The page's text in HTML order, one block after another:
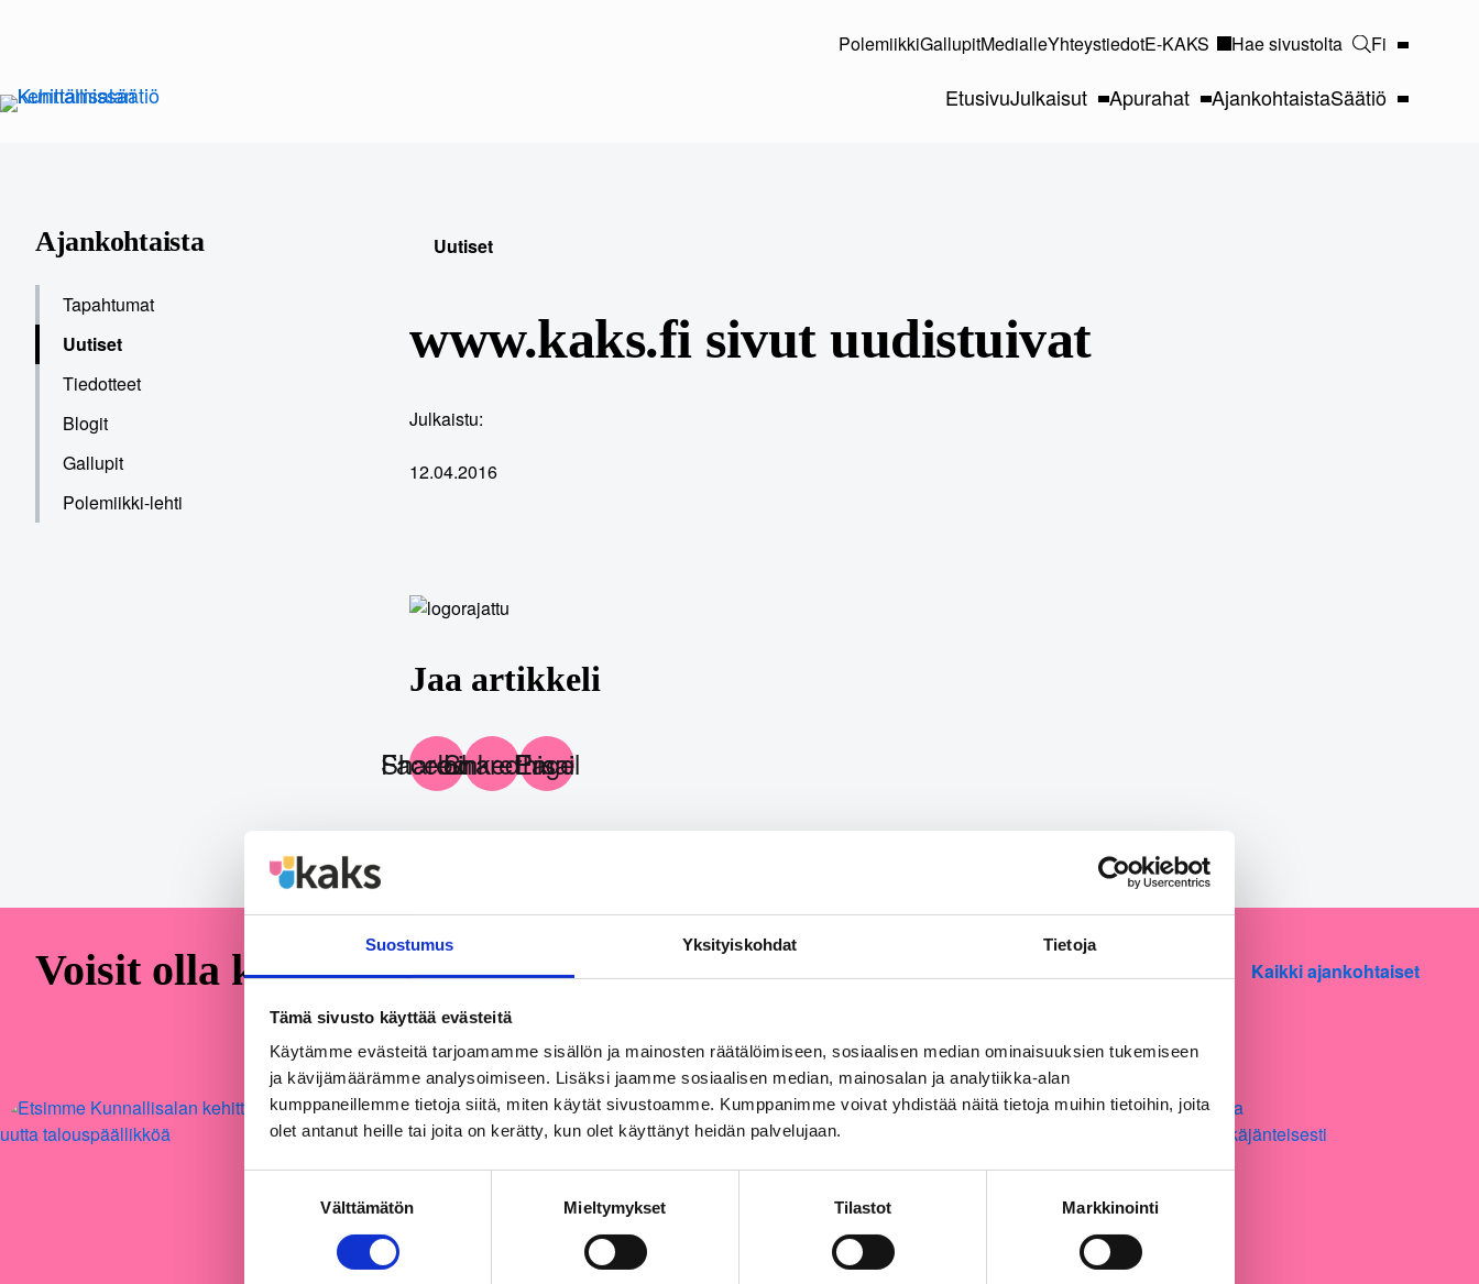
Suostumus Yksityiskohdat Tietoja
Tämä sivusto käyttää evästeitä
Käytämme evästeitä tarjoamamme sisällön ja mainosten räätälöimiseen, sosiaalisen median ominaisuuksien tukemiseen
ja kävijämäärämme analysoimiseen. Lisäksi jaamme sosiaalisen median, mainosalan ja analytiikka-alan
kumppaneillemme tietoja siitä, miten käytät sivustoamme. Kumppanimme voivat yhdistää näitä tietoja muihin tietoihin, joita
olet antanut heille tai joita on kerätty, kun olet käyttänyt heidän palvelujaan.
Välttämätön Mieltymykset Tilastot Markkinointi
PolemiikkiGallupitMedialleYhteystiedotE-KAKS Hae sivustolta Fi
EtusivuJulkaisut Apurahat AjankohtaistaSäätiö
Uutiset
www.kaks.fi sivut uudistuivat
Julkaistu:
12.04.2016
Jaa artikkeli
Share on FacebookShare on LinkedInEmail this Page
Ajankohtaista
Tapahtumat
Uutiset
Tiedotteet
Blogit
Gallupit
Polemiikki-lehti
Voisit olla kiinnostunut myös näistä Kaikki ajankohtaiset